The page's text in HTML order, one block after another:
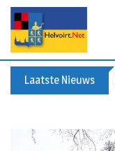
Laatste Nieuws